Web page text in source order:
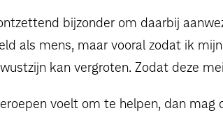
bijzonder om daarbij
als mens, maar vooral zodat ik
kan vergroten. Zodat deze
voelt om te helpen, dan